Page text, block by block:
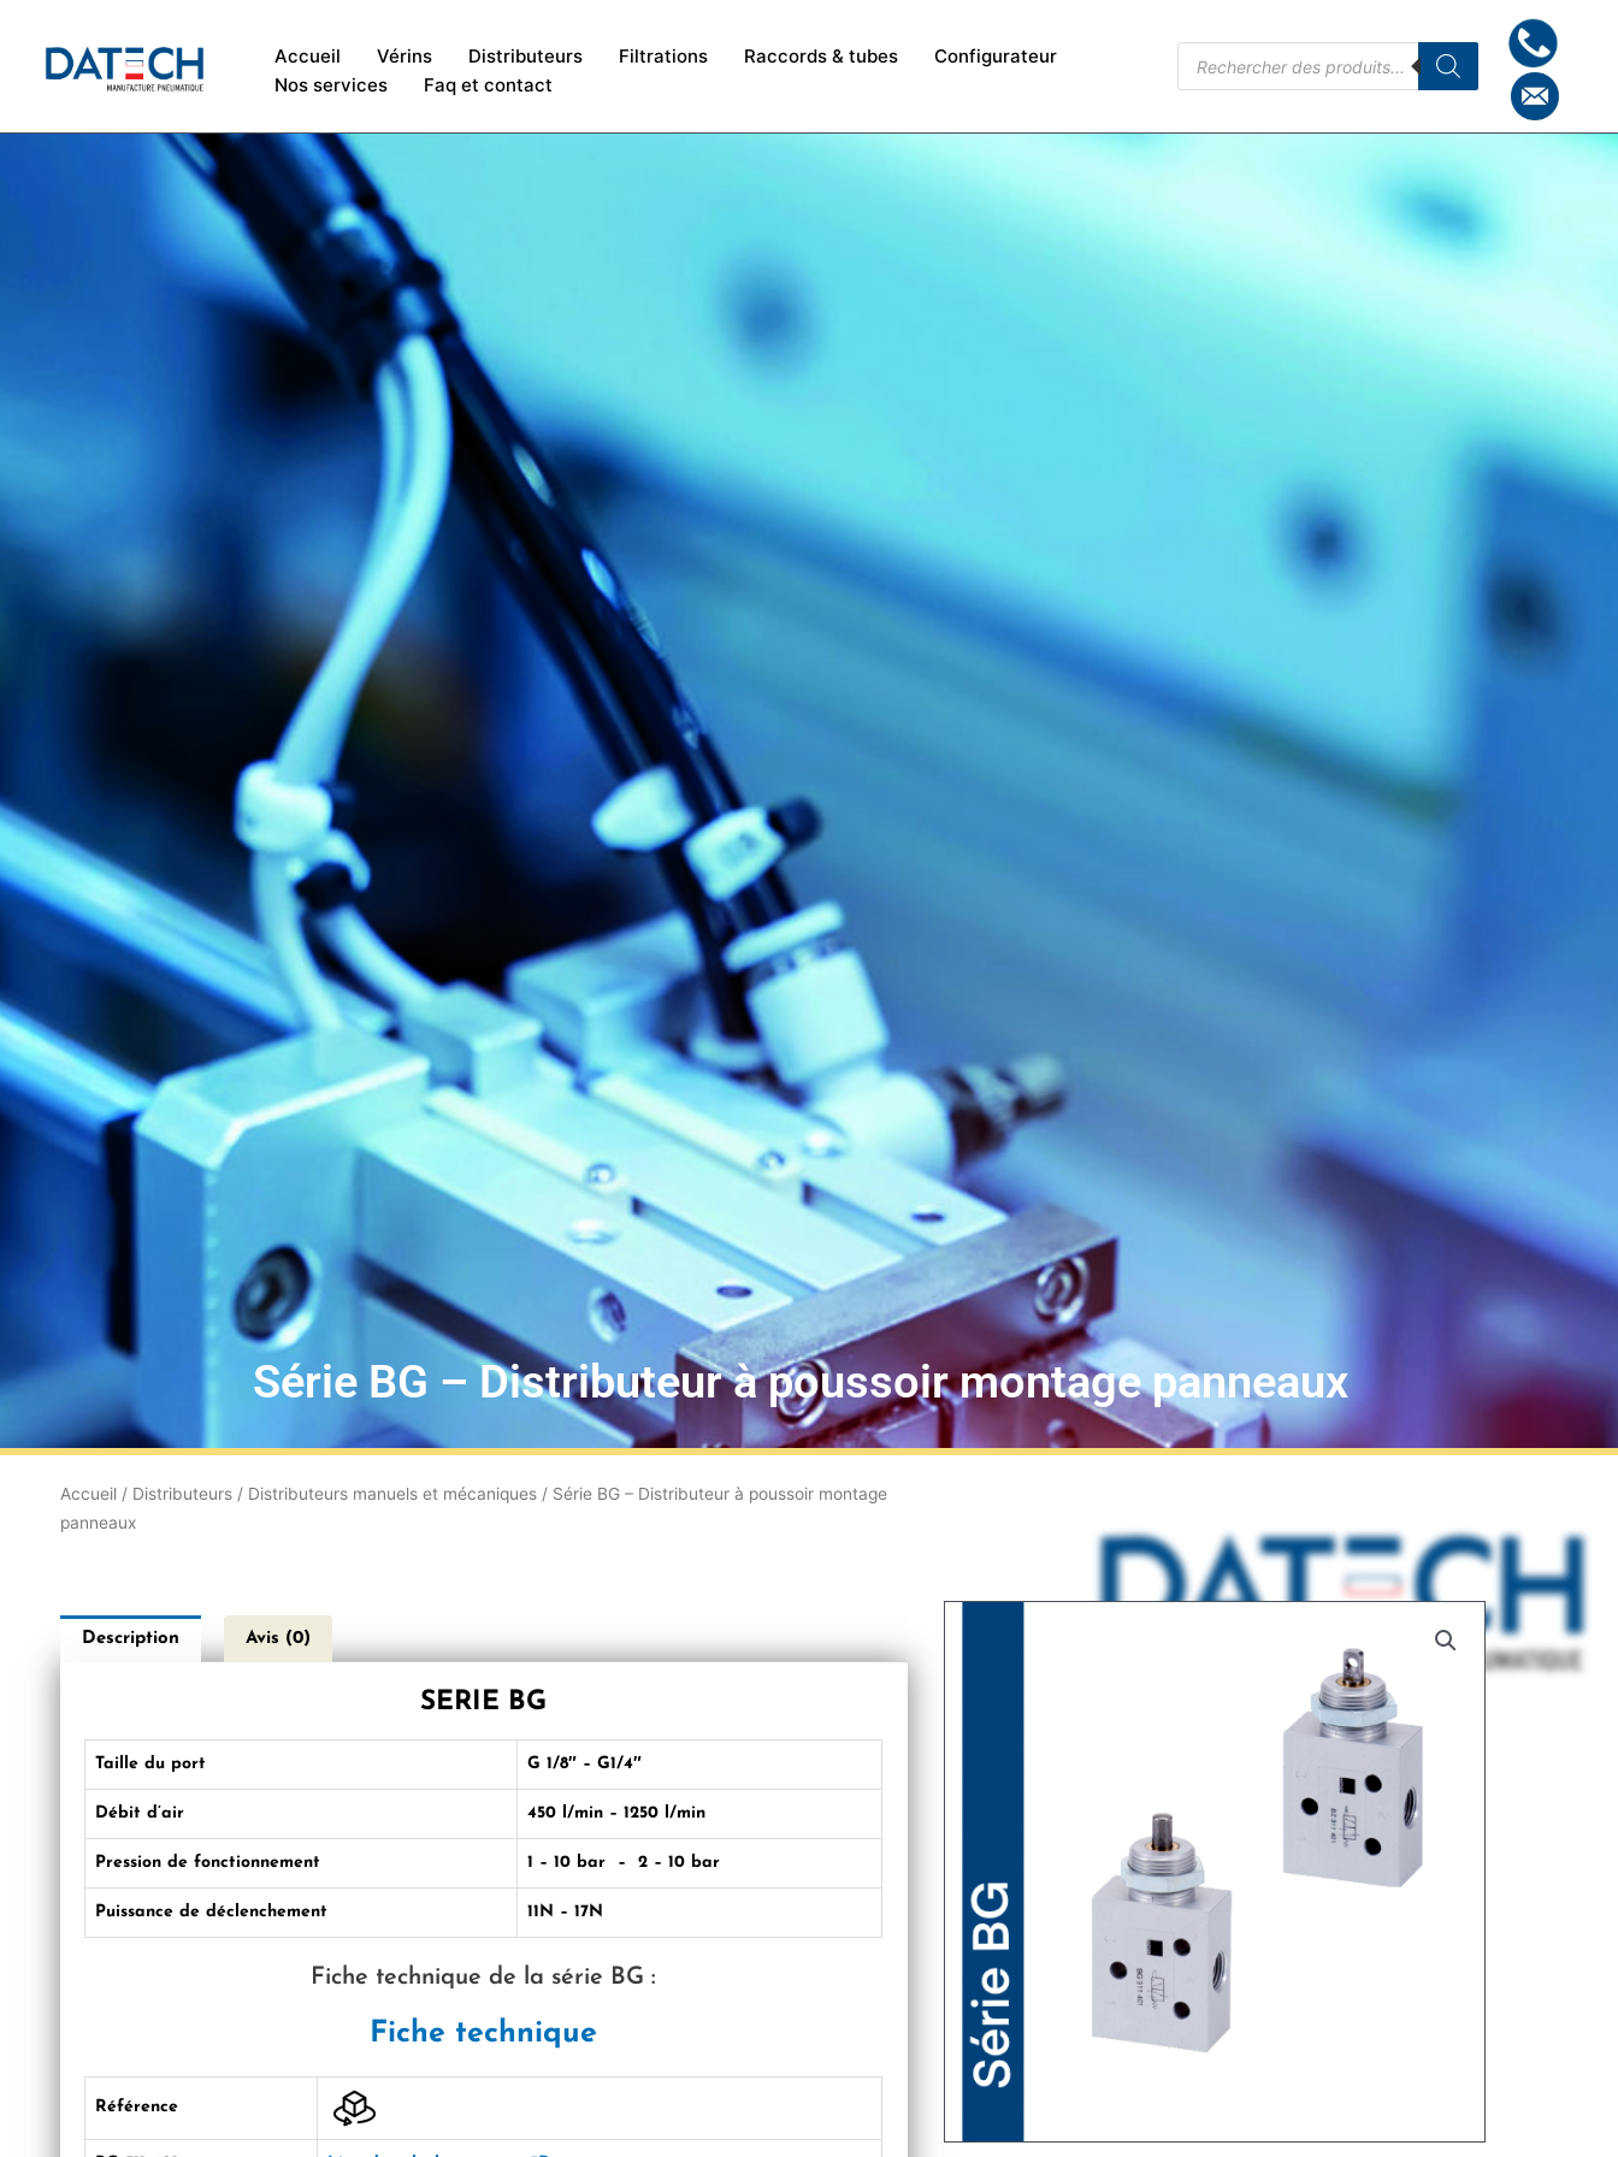
Accueil Vérins Distributeurs Filtrations Raccords & tubes
Configurateur
Nos services
Faq et contact
Série BG – Distributeur à poussoir montage panneaux
Accueil / Distributeurs / Distributeurs manuels et mécaniques / Série BG – Distributeur à poussoir montage
panneaux
Description Avis (0)
SERIE BG
Taille du port G 1/8″ – G1/4″
Débit d’air 450 l/min – 1250 l/min
Pression de fonctionnement 1 – 10 bar – 2 – 10 bar
Puissance de déclenchement 11N – 17N
Fiche technique de la série BG :
Fiche technique
Référence